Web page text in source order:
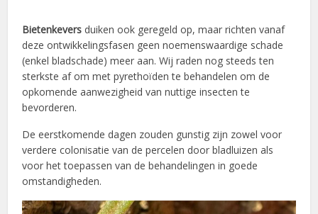
Bietenkevers duiken ook geregeld op, maar richten vanaf
deze ontwikkelingsfasen geen noemenswaardige schade
(enkel bladschade) meer aan. Wij raden nog steeds ten
sterkste af om met pyrethoïden te behandelen om de
opkomende aanwezigheid van nuttige insecten te
bevorderen.
De eerstkomende dagen zouden gunstig zijn zowel voor
verdere colonisatie van de percelen door bladluizen als
voor het toepassen van de behandelingen in goede
omstandigheden.